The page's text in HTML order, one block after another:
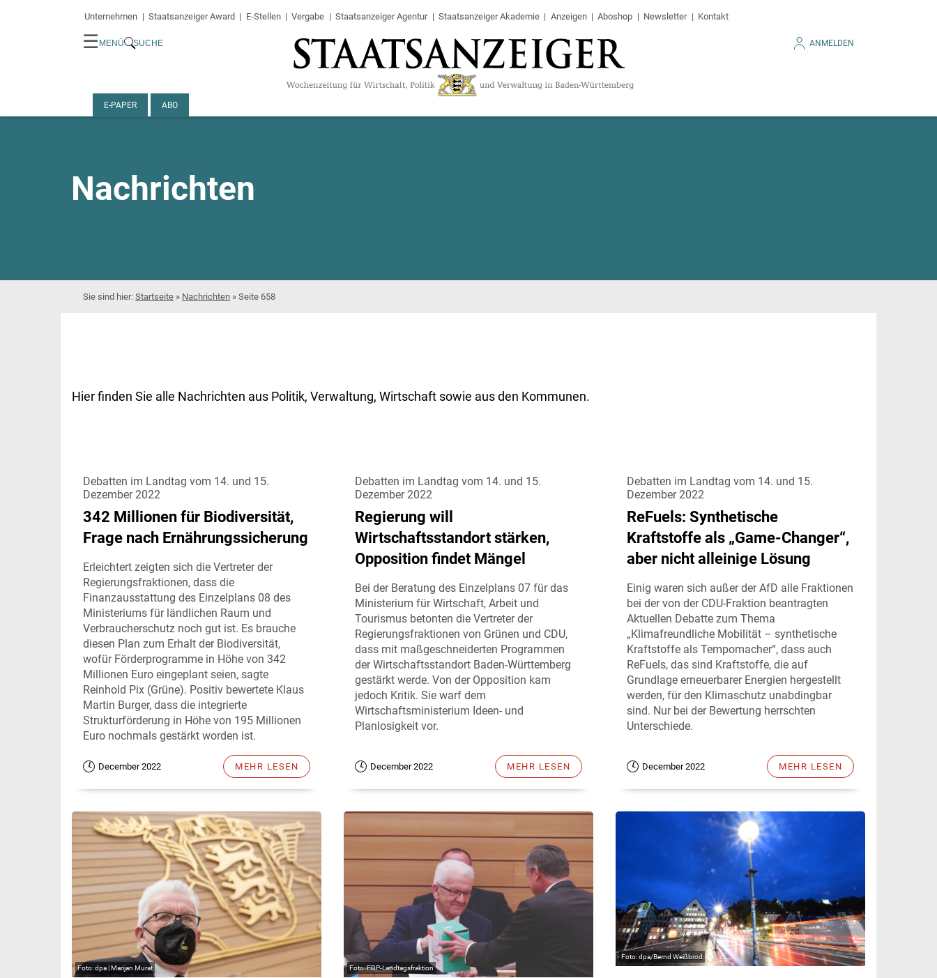
Unternehmen Staatsanzeiger Award E-Stellen Vergabe Staatsanzeiger Agentur Staatsanzeiger Akademie Anzeigen Aboshop Newsletter Kontakt
☰ MENÜ SUCHE ANMELDEN
E-PAPER ABO
Nachrichten
Startseite » Nachrichten » Seite 658
Hier finden Sie alle Nachrichten aus Politik, Verwaltung, Wirtschaft sowie aus den Kommunen.
Debatten im Landtag vom 14. und 15.
Dezember 2022
342 Millionen für Biodiversität,
Frage nach Ernährungssicherung
Erleichtert zeigten sich die Vertreter der
Regierungsfraktionen, dass die
Finanzausstattung des Einzelplans 08 des
Ministeriums für ländlichen Raum und
Verbraucherschutz noch gut ist. Es brauche
diesen Plan zum Erhalt der Biodiversität,
wofür Förderprogramme in Höhe von 342
Millionen Euro eingeplant seien, sagte
Reinhold Pix (Grüne). Positiv bewertete Klaus
Martin Burger, dass die integrierte
Strukturförderung in Höhe von 195 Millionen
Euro nochmals gestärkt worden ist.
December 2022 MEHR LESEN
Debatten im Landtag vom 14. und 15.
Dezember 2022
Regierung will
Wirtschaftsstandort stärken,
Opposition findet Mängel
Bei der Beratung des Einzelplans 07 für das
Ministerium für Wirtschaft, Arbeit und
Tourismus betonten die Vertreter der
Regierungsfraktionen von Grünen und CDU,
dass mit maßgeschneiderten Programmen
der Wirtschaftsstandort Baden-Württemberg
gestärkt werde. Von der Opposition kam
jedoch Kritik. Sie warf dem
Wirtschaftsministerium Ideen- und
Planlosigkeit vor.
December 2022 MEHR LESEN
Debatten im Landtag vom 14. und 15.
Dezember 2022
ReFuels: Synthetische
Kraftstoffe als „Game-Changer“,
aber nicht alleinige Lösung
Einig waren sich außer der AfD alle Fraktionen
bei der von der CDU-Fraktion beantragten
Aktuellen Debatte zum Thema
„Klimafreundliche Mobilität – synthetische
Kraftstoffe als Tempomacher“, dass auch
ReFuels, das sind Kraftstoffe, die auf
Grundlage erneuerbarer Energien hergestellt
werden, für den Klimaschutz unabdingbar
sind. Nur bei der Bewertung herrschten
Unterschiede.
December 2022 MEHR LESEN
dpa | Marijan Murat FDP-Landtagsfraktion
dpa/Bernd Weißbrod